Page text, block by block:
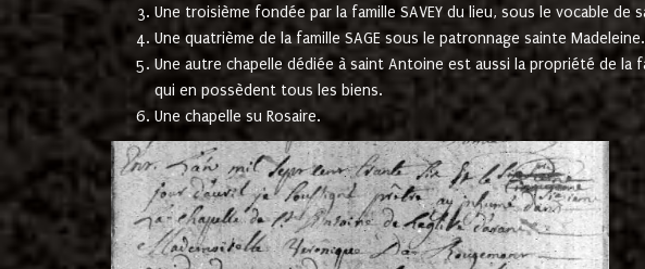
Une troisième fondée par la famille SAVEY du lieu, sous le vocable de
Une quatrième de la famille SAGE sous le patronnage sainte
Une autre chapelle dédiée à saint Antoine est aussi la propriété de la
qui en possèdent tous les biens.
Une chapelle su Rosaire.